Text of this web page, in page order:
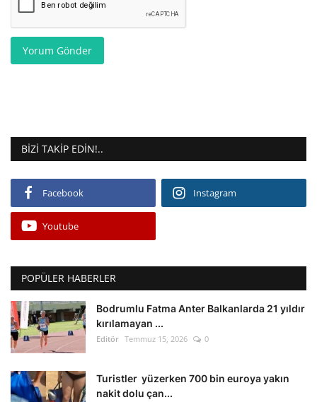
Yorum Gönder
BIZI TAKIP EDIN!..
Facebook Instagram
Youtube
POPÜLER HABERLER
Bodrumlu Fatma Anter Balkanlarda 21 yıldır
kırılamayan ...
Editör Temmuz 15, 2026 0
Turistler yüzerken 700 bin euroya yakın
nakit dolu çan...